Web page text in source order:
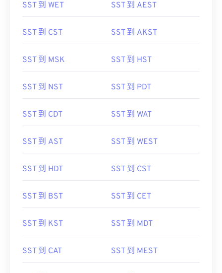
SST 到 WET SST 到 AEST
SST 到 CST SST 到 AKST
SST 到 MSK SST 到 HST
SST 到 NST SST 到 PDT
SST 到 CDT SST 到 WAT
SST 到 AST SST 到 WEST
SST 到 HDT SST 到 CST
SST 到 BST SST 到 CET
SST 到 KST SST 到 MDT
SST 到 CAT SST 到 MEST